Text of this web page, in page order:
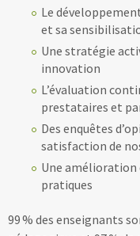
Le
et sa
Une stratégie
innovation
L’évaluation
prestataires et
Des enquêtes
satisfaction de
Une amélioration
pratiques
99 % des enseignants